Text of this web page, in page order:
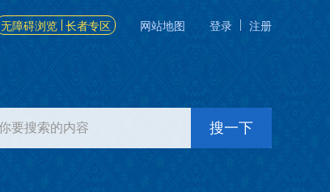
无障碍浏览 长者专区 网站地图 登录 注册